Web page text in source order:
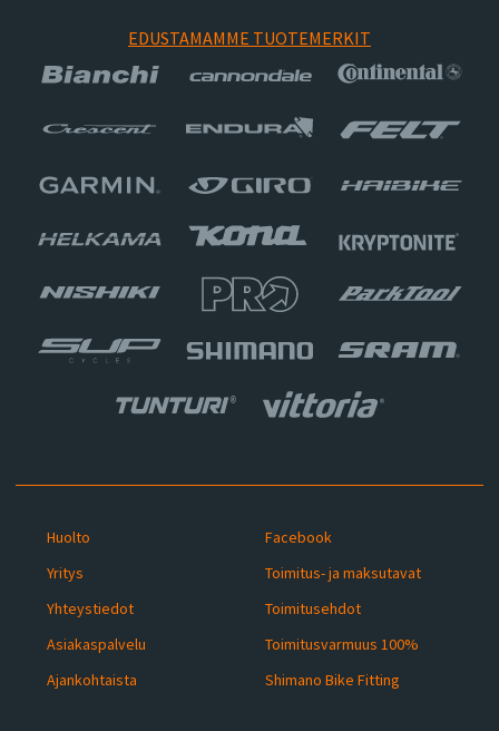
EDUSTAMAMME TUOTEMERKIT
Huolto
Yritys
Yhteystiedot
Asiakaspalvelu
Ajankohtaista
Facebook
Toimitus- ja maksutavat
Toimitusehdot
Toimitusvarmuus 100%
Shimano Bike Fitting